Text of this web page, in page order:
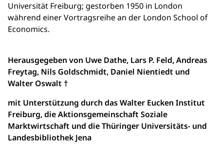
Universität Freiburg; gestorben 1950 in London
während einer Vortragsreihe an der London School of
Economics.
Herausgegeben von Uwe Dathe, Lars P. Feld, Andreas
Freytag, Nils Goldschmidt, Daniel Nientiedt und
Walter Oswalt †
mit Unterstützung durch das Walter Eucken Institut
Freiburg, die Aktionsgemeinschaft Soziale
Marktwirtschaft und die Thüringer Universitäts- und
Landesbibliothek Jena